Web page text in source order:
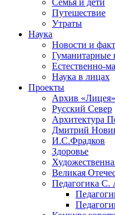
Семья и дети
Путешествие
Утраты
Наука
Новости и
Гуманитарные
Естественно-
Наука в лицах
Проекты
Архив
Русский Север
Архитектура
Дмитрий
И.С.Фрадков
Здоровье
Великая
Педагогика С.